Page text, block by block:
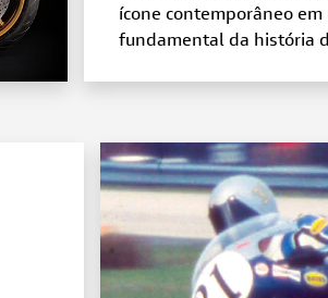
ícone contemporâneo
fundamental da história